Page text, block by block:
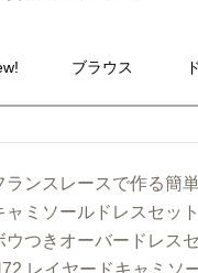
ブラウス
ランスレースで作る簡
ャミソールドレスセッ
ウつきオーバードレス
レイヤードキャミソ